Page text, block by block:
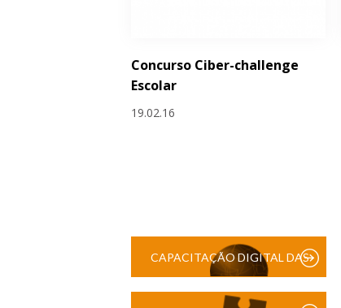
Concurso Ciber-challenge
Escolar
19.02.16
CAPACITAÇÃO DIGITAL DAS